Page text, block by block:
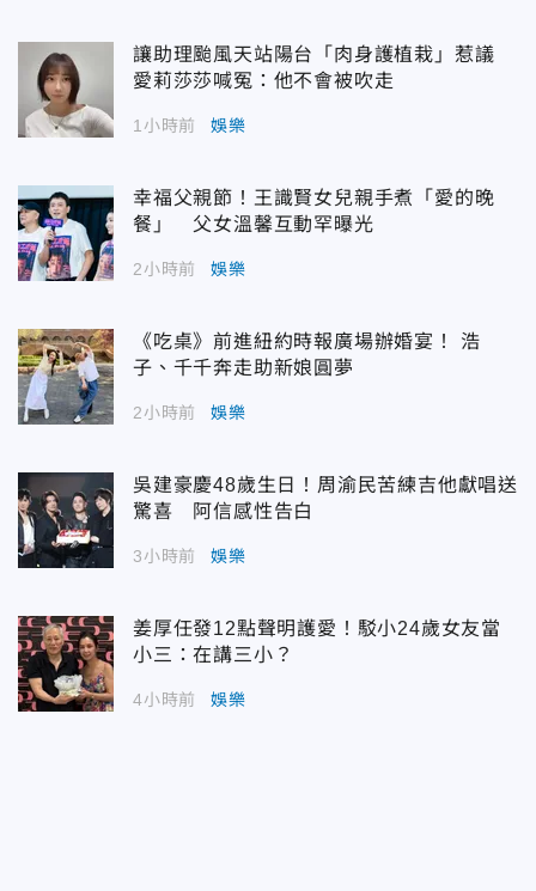
讓助理颱風天站陽台「肉身護植栽」惹議
愛莉莎莎喊冤：他不會被吹走
1小時前 娛樂
幸福父親節！王識賢女兒親手煮「愛的晚
餐」 父女溫馨互動罕曝光
2小時前 娛樂
《吃桌》前進紐約時報廣場辦婚宴！ 浩
子、千千奔走助新娘圓夢
2小時前 娛樂
吳建豪慶48歲生日！周渝民苦練吉他獻唱送
驚喜 阿信感性告白
3小時前 娛樂
姜厚任發12點聲明護愛！駁小24歲女友當
小三：在講三小？
4小時前 娛樂